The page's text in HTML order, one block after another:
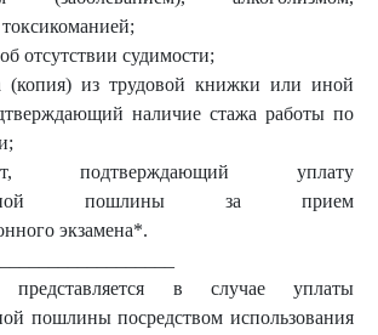
отсутствии судимости;
(копия) из трудовой книжки или иной
наличие стажа работы по
подтверждающий уплату
пошлины за прием
экзамена*.
в случае уплаты
пошлины посредством использования